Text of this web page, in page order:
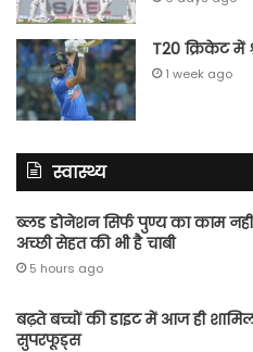
T20 क्रिकेट
1 week ago
स्वास्थ्य
ब्लड डोनेशन सिर्फ पुण्य का काम
अच्छी सेहत की भी है चाबी
5 hours ago
बढ़ते बच्चों की डाइट में आज ही
सुपरफूड्स